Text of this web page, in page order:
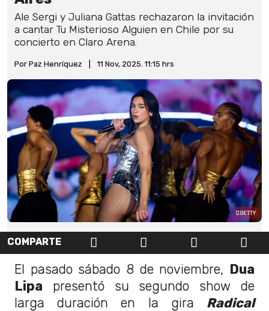
Ale Sergi y Juliana Gattas rechazaron la invitación
a cantar Tu Misterioso Alguien en Chile por su
concierto en Claro Arena.
Por Paz Henríquez 11 Nov, 2025. 11:15 hrs
GETTY
COMPARTE
El pasado sábado 8 de noviembre, Dua
Lipa presentó su segundo show de
larga duración en la gira Radical